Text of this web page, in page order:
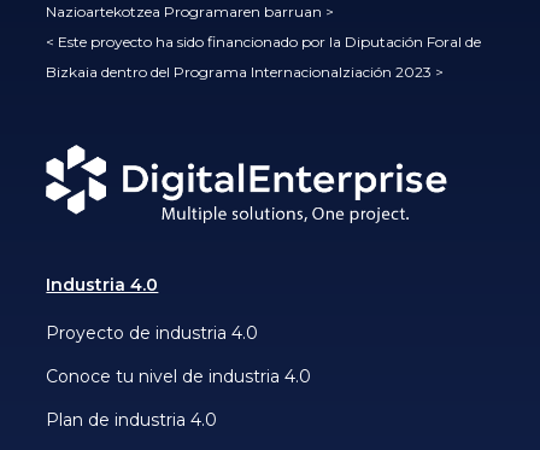
Nazioartekotzea Programaren barruan >
< Este proyecto ha sido financionado por la Diputación Foral de
Bizkaia dentro del Programa Internacionalziación 2023 >
Industria 4.0
Proyecto de industria 4.0
Conoce tu nivel de industria 4.0
Plan de industria 4.0